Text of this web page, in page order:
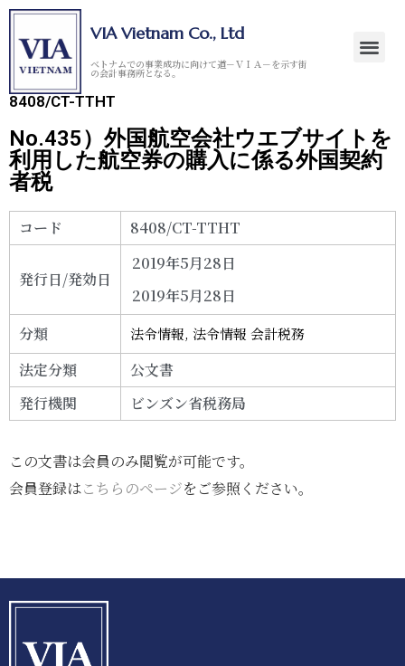
VIA Vietnam Co., Ltd
ベトナムでの事業成功に向けて道－ＶＩＡ－を示す街
の会計事務所となる。
8408/CT-TTHT
No.435）外国航空会社ウエブサイトを
利用した航空券の購入に係る外国契約
者税
コード 8408/CT-TTHT
発行日/発効日
2019年5月28日
2019年5月28日
分類
法令情報,法令情報 会計税務
法定分類
公文書
発行機関
ビンズン省税務局
この文書は会員のみ閲覧が可能です。
会員登録はこちらのページをご参照ください。